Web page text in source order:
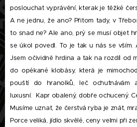
poslouchat vyprávění, kterak je těžké
A ne jednu, že ano? Přitom tady, v
to snad ne? Ale ano, prý se musí objet
se úkol povedl. To je tak u nás se vším.
Jsem očividně hrdina a tak na rozdíl od
do opékané klobásy, která je
pouští do hranolků, leč ochutnávám
luxusní. Kapr obalený, dobře ochucený.
Musíme uznat, že čerstvá ryba je znát,
Porce veliká, jídlo skvělé, ceny velmi při